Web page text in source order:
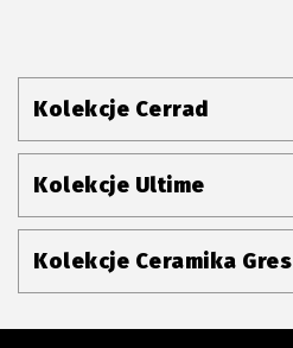
Kolekcje Cerrad
Kolekcje Ultime
Kolekcje Ceramika Gres